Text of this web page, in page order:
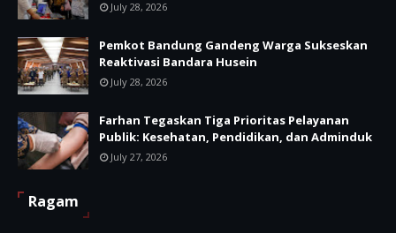
July 28, 2026
Pemkot Bandung Gandeng Warga Sukseskan
Reaktivasi Bandara Husein
July 28, 2026
Farhan Tegaskan Tiga Prioritas Pelayanan
Publik: Kesehatan, Pendidikan, dan Adminduk
July 27, 2026
Ragam